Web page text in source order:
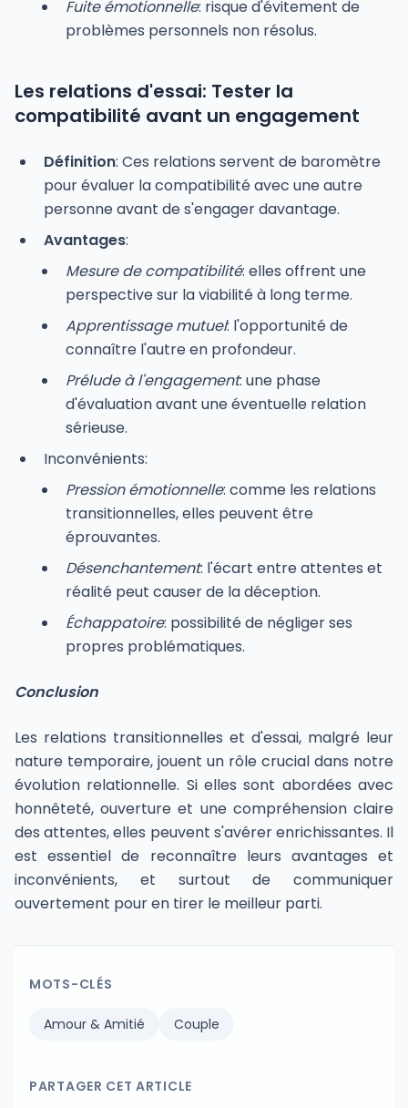
Fuite émotionnelle: risque d'évitement de
problèmes personnels non résolus.
Les relations d'essai: Tester la
compatibilité avant un engagement
Définition: Ces relations servent de baromètre
pour évaluer la compatibilité avec une autre
personne avant de s'engager davantage.
Avantages:
Mesure de compatibilité: elles offrent une
perspective sur la viabilité à long terme.
Apprentissage mutuel: l'opportunité de
connaître l'autre en profondeur.
Prélude à l'engagement: une phase
d'évaluation avant une éventuelle relation
sérieuse.
Inconvénients:
Pression émotionnelle: comme les relations
transitionnelles, elles peuvent être
éprouvantes.
Désenchantement: l'écart entre attentes et
réalité peut causer de la déception.
Échappatoire: possibilité de négliger ses
propres problématiques.
Conclusion
Les relations transitionnelles et d'essai, malgré leur
nature temporaire, jouent un rôle crucial dans notre
évolution relationnelle. Si elles sont abordées avec
honnêteté, ouverture et une compréhension claire
des attentes, elles peuvent s'avérer enrichissantes. Il
est essentiel de reconnaître leurs avantages et
inconvénients, et surtout de communiquer
ouvertement pour en tirer le meilleur parti.
MOTS-CLÉS
Amour & Amitié Couple
PARTAGER CET ARTICLE